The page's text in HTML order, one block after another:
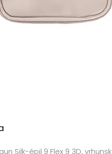
Silk-épil 9 Flex 9 3D,